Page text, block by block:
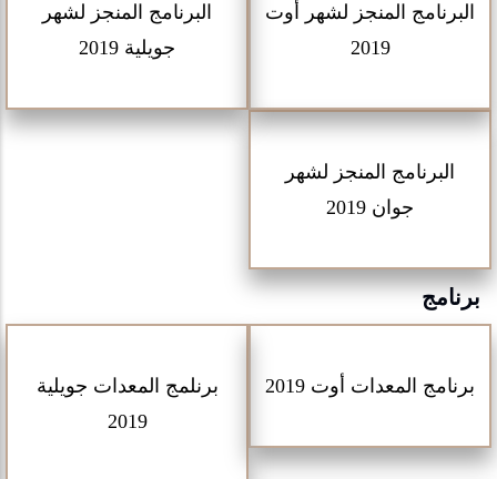
البرنامج المنجز لشهر أوت
2019
البرنامج المنجز لشهر
جويلية 2019
البرنامج المنجز لشهر
جوان 2019
برنامج
برنامج المعدات أوت 2019
برنلمج المعدات جويلية
2019